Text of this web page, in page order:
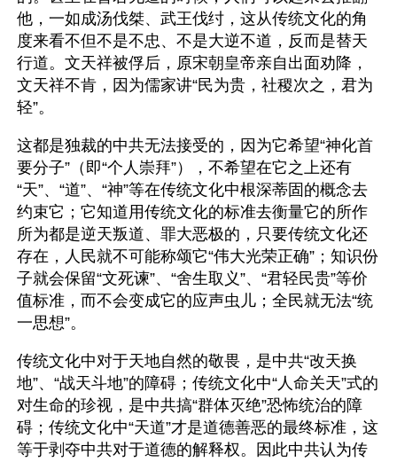
他，一如成汤伐桀、武王伐纣，这从传统文化的角
度来看不但不是不忠、不是大逆不道，反而是替天
行道。文天祥被俘后，原宋朝皇帝亲自出面劝降，
文天祥不肯，因为儒家讲“民为贵，社稷次之，君为
轻”。
这都是独裁的中共无法接受的，因为它希望“神化首
要分子”（即“个人崇拜”），不希望在它之上还有
“天”、“道”、“神”等在传统文化中根深蒂固的概念去
约束它；它知道用传统文化的标准去衡量它的所作
所为都是逆天叛道、罪大恶极的，只要传统文化还
存在，人民就不可能称颂它“伟大光荣正确”；知识份
子就会保留“文死谏”、“舍生取义”、“君轻民贵”等价
值标准，而不会变成它的应声虫儿；全民就无法“统
一思想”。
传统文化中对于天地自然的敬畏，是中共“改天换
地”、“战天斗地”的障碍；传统文化中“人命关天”式的
对生命的珍视，是中共搞“群体灭绝”恐怖统治的障
碍；传统文化中“天道”才是道德善恶的最终标准，这
等于剥夺中共对于道德的解释权。因此中共认为传